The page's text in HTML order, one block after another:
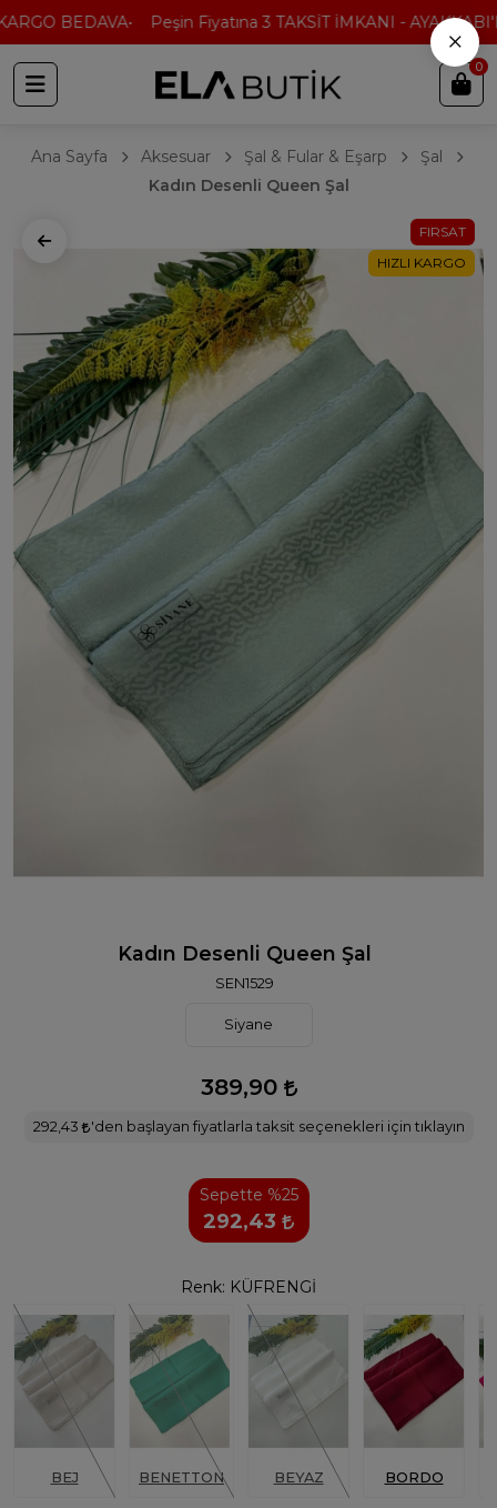
BEDAVA Peşin Fiyatına 3 TAKSİT İMKANI -
0
Ana Sayfa Aksesuar Şal & Fular & Eşarp
Şal
Kadın Desenli Queen Şal
FIRSAT
HIZLI KARGO
Kadın Desenli Queen Şal
SEN1529
Siyane
389,90
292,43 'den başlayan fiyatlarla taksit seçenekleri için tıklayın
Sepette %25
292,43
Renk: KÜFRENGİ
BEJ BENETTON BEYAZ BORDO
×